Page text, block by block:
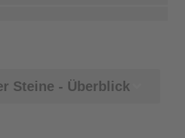
Steine - Überblick